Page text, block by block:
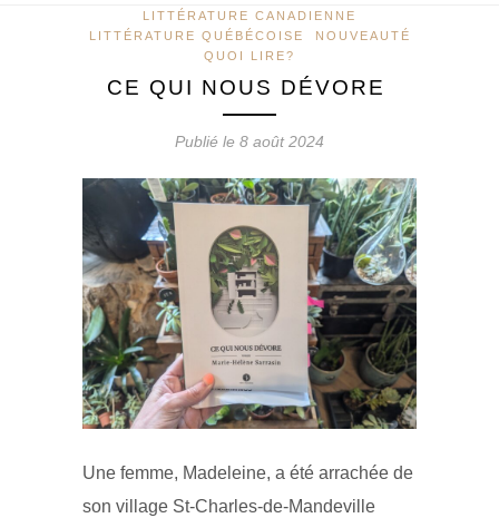
LITTÉRATURE CANADIENNE
LITTÉRATURE QUÉBÉCOISE
NOUVEAUTÉ
QUOI LIRE?
CE QUI NOUS DÉVORE
Publié le 8 août 2024
Une femme, Madeleine, a été arrachée de
son village St-Charles-de-Mandeville